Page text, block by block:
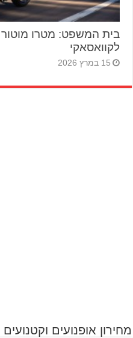
בית המשפט: מטרו מוטור
לקוואסאקי
15 במרץ 2026
מחירון אופנועים וקטנועים